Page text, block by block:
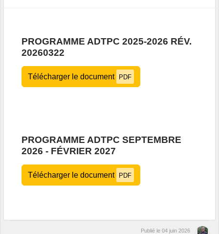
PROGRAMME ADTPC 2025-2026 RÉV.
20260322
Télécharger le document PDF
PROGRAMME ADTPC SEPTEMBRE
2026 - FÉVRIER 2027
Télécharger le document PDF
Publié le 04 juin 2026